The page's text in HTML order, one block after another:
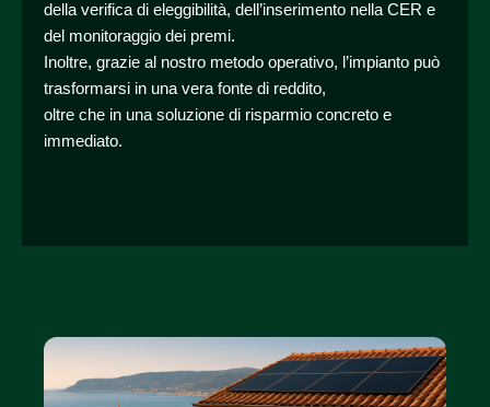
della verifica di eleggibilità, dell’inserimento nella CER e
del monitoraggio dei premi.
Inoltre, grazie al nostro metodo operativo, l’impianto può
trasformarsi in una vera fonte di reddito,
oltre che in una soluzione di risparmio concreto e
immediato.